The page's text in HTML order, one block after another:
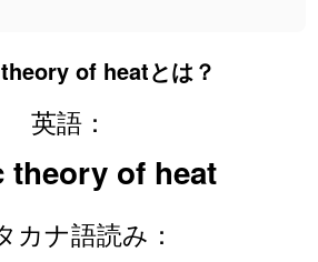
of heatとは？
英語：
theory of heat
カナ語読み：